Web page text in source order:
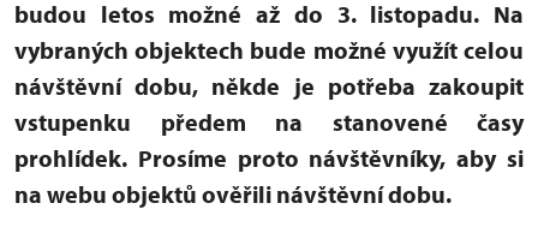
budou letos možné až do 3. listopadu. Na
vybraných objektech bude možné využít celou
návštěvní dobu, někde je potřeba zakoupit
vstupenku předem na stanovené časy
prohlídek. Prosíme proto návštěvníky, aby si
na webu objektů ověřili návštěvní dobu.